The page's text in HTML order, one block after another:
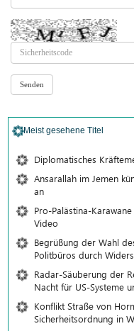
Meist gesehene Titel
Diplomatisches
Ansarallah im Jemen
an
Pro-Palästina-
Video
Begrüßung der Wahl
Politbüros durch
Radar-Säuberung der
Nacht für US-Systeme
Konflikt Straße von
Sicherheitsordnung in